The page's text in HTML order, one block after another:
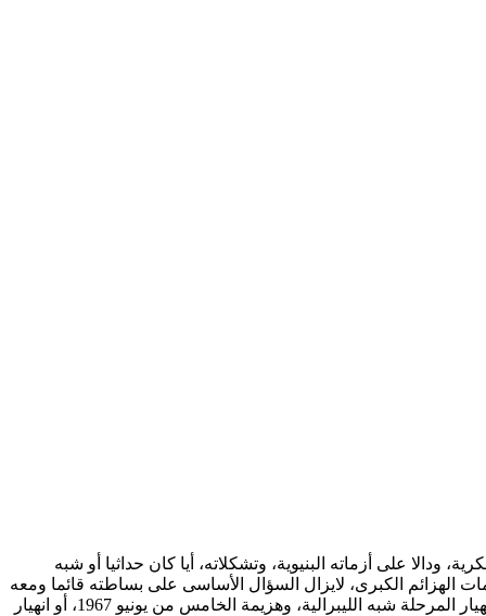
ودالا على أزماته البنيوية، وتشكلاته، أيا كان حداثيا أو شبه
الهزائم الكبرى، لايزال السؤال الأساسى على بساطته قائما ومعه
إجاباته، وبعض من السرود الانطباعية المرسلة، ومعها بعض من المواقف التى تنطوى على تحيزات مسبقة، على نحو ما حدث، ولايزال حول انهيار المرحلة شبه الليبرالية، وهزيمة الخامس من يونيو 1967، أو انهيار